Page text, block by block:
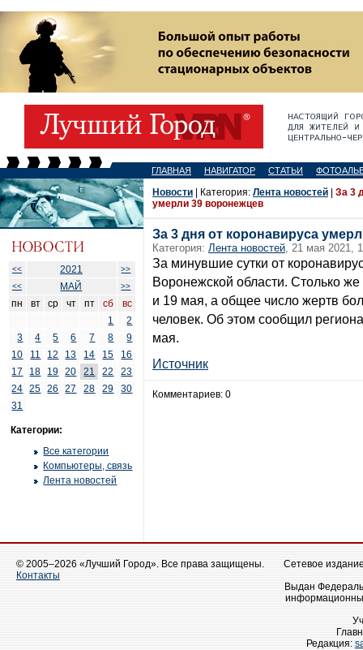
ГЛАВНАЯ НАВИГАТОР СТАТЬИ
<< 2021
>>
<<
МАЙ >>
пн вт ср чт пт сб
вс
1
2
3
4 5 6 7 8
9
10
11 12 13 14 15
16
17
18 19 20 21 22
23
24
25 26 27 28 29
30
31
Категории:
Все категории
Компьютеры, связь
Лента новостей
Новости | Категория: Лента новостей
За 3
умерли 39 воронежцев
За 3 дня от коронавируса
Категория: Лента новостей, 21 мая 2021,
За минувшие сутки от
Воронежской области. Столько
и 19 мая, а общее число жертв
человек. Об этом сообщил
мая.
Источник
Комментариев: 0
© 2005–2026 «Лучший Город». Все права защищены.
Контакты
Сетевое
Выдан
Редакция: